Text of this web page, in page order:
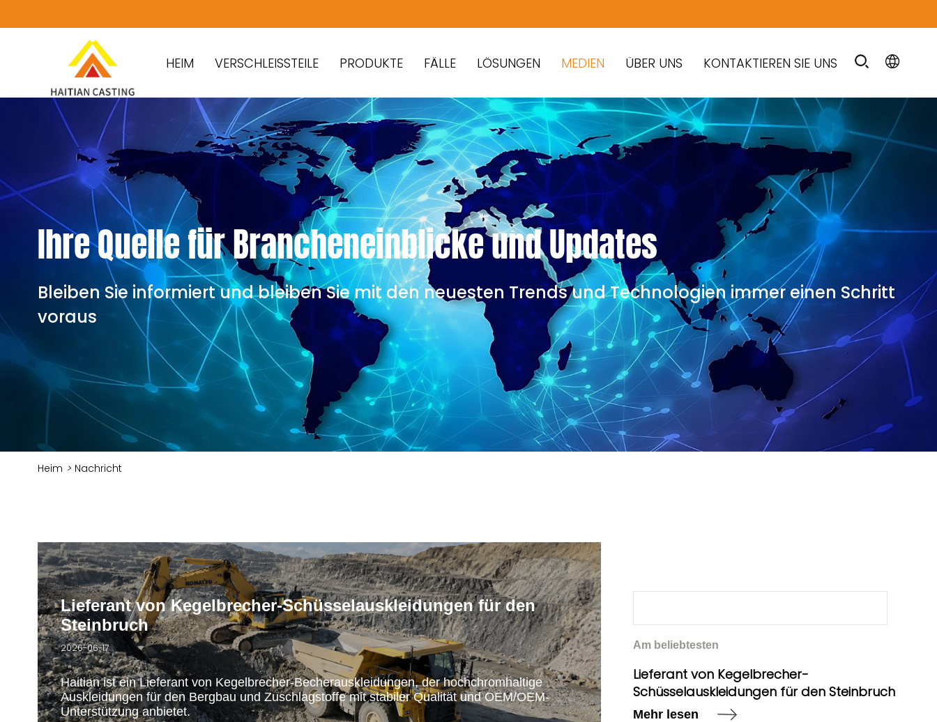
HEIM VERSCHLEISSTEILE PRODUKTE FÄLLE LÖSUNGEN MEDIEN ÜBER UNS KONTAKTIEREN SIE UNS
Ihre Quelle für Brancheneinblicke und Updates
Bleiben Sie informiert und bleiben Sie mit den neuesten Trends und Technologien immer einen Schritt
voraus
Heim > Nachricht
Lieferant von Kegelbrecher-Schüsselauskleidungen für den
Steinbruch
2026-06-17
Haitian ist ein Lieferant von Kegelbrecher-Becherauskleidungen, der hochchromhaltige
Auskleidungen für den Bergbau und Zuschlagstoffe mit stabiler Qualität und OEM/OEM-
Unterstützung anbietet.
Am beliebtesten
Lieferant von Kegelbrecher-
Schüsselauskleidungen für den Steinbruch
Mehr lesen